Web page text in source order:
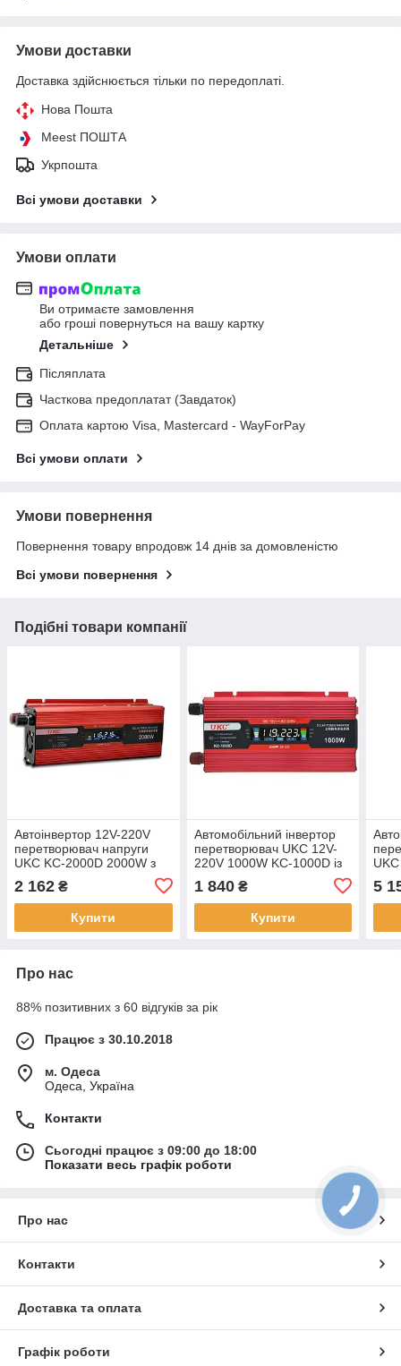
Умови доставки
Доставка здійснюється тільки по передоплаті.
Нова Пошта
Meest ПОШТА
Укрпошта
Всі умови доставки
Умови оплати
Ви отримаєте замовлення
або гроші повернуться на вашу картку
Детальніше
Післяплата
Часткова предоплатат (Завдаток)
Оплата картою Visa, Mastercard - WayForPay
Всі умови оплати
Умови повернення
Повернення товару впродовж 14 днів за домовленістю
Всі умови повернення
Подібні товари компанії
Автоінвертор 12V-220V
перетворювач напруги
UKC KC-2000D 2000W з
2 162 ₴
Купити
Автомобільний інвертор
перетворювач UKC 12V-
220V 1000W KC-1000D із
1 840₴
Купити
5
Про нас
88% позитивних з 60 відгуків за рік
Працює з 30.10.2018
м. Одеса
Одеса, Україна
Контакти
Сьогодні працює з 09:00 до 18:00
Показати весь графік роботи
Про нас
Контакти
Доставка та оплата
Графік роботи